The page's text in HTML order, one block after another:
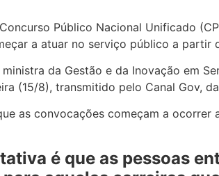
Público Nacional Unificado
a atuar no serviço público a partir
da Gestão e da Inovação em
(15/8), transmitido pelo Canal Gov,
as convocações começam a
é que as pessoas